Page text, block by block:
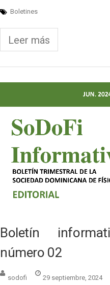
Boletines
Leer más
Boletín
número 02
sodofi 29 septiembre, 2024